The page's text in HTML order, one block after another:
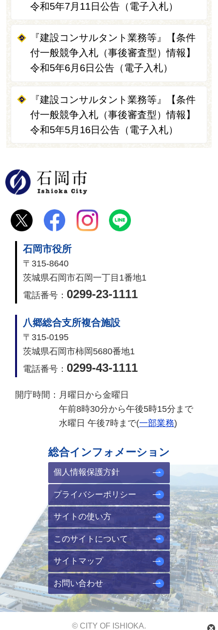
令和5年7月11日公告（電子入札）
『建設コンサルタント業務等』【条件
付一般競争入札（事後審査型）情報】
令和5年6月6日公告（電子入札）
『建設コンサルタント業務等』【条件
付一般競争入札（事後審査型）情報】
令和5年5月16日公告（電子入札）
石岡市役所
〒315-8640
茨城県石岡市石岡一丁目1番地1
電話番号： 0299-23-1111
八郷総合支所複合施設
〒315-0195
茨城県石岡市柿岡5680番地1
電話番号： 0299-43-1111
開庁時間： 月曜日から金曜日
午前8時30分から午後5時15分まで
水曜日 午後7時まで(一部業務)
総合インフォメーション
個人情報保護方針
プライバシーポリシー
サイトの使い方
このサイトについて
サイトマップ
お問い合わせ
© CITY OF ISHIOKA.